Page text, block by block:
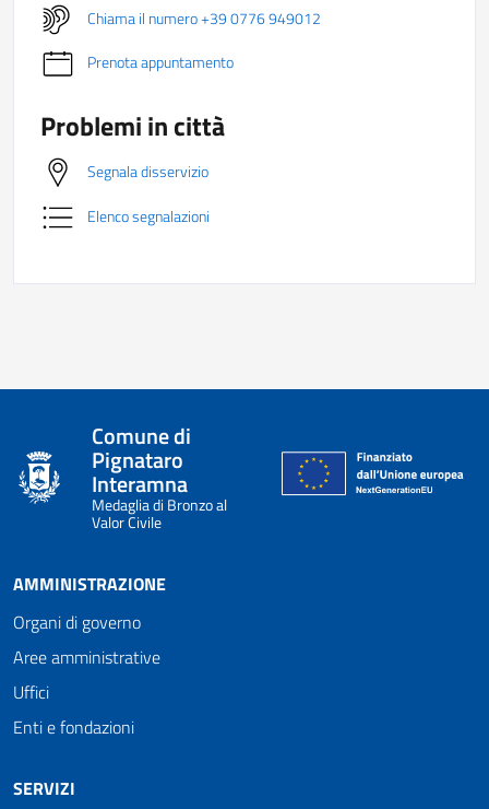
Chiama il numero +39 0776 949012
Prenota appuntamento
Problemi in città
Segnala disservizio
Elenco segnalazioni
Comune di
Pignataro
Interamna
Medaglia di Bronzo al
Valor Civile
AMMINISTRAZIONE
Organi di governo
Aree amministrative
Uffici
Enti e fondazioni
SERVIZI